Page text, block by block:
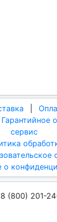
Гарантийное
сервис
о
(800) 201-